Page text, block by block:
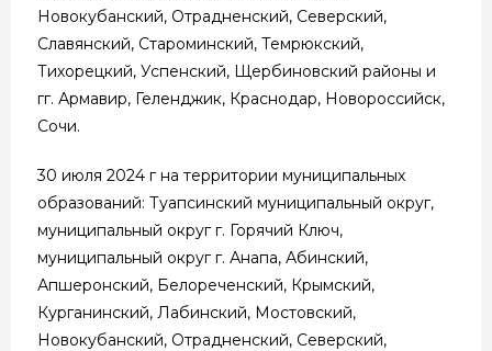
Новокубанский, Отрадненский, Северский,
Славянский, Староминский, Темрюкский,
Тихорецкий, Успенский, Щербиновский районы и
гг. Армавир, Геленджик, Краснодар, Новороссийск,
Сочи.
30 июля 2024 г на территории муниципальных
образований: Туапсинский муниципальный округ,
муниципальный округ г. Горячий Ключ,
муниципальный округ г. Анапа, Абинский,
Апшеронский, Белореченский, Крымский,
Курганинский, Лабинский, Мостовский,
Новокубанский, Отрадненский, Северский,